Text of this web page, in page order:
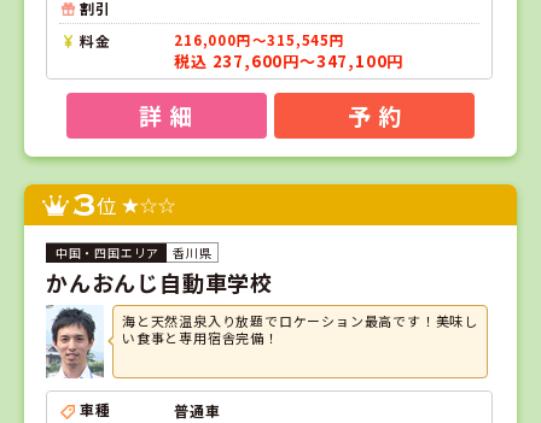
割引
料金
216,000円～315,545円
税込 237,600円～347,100円
詳 細 予 約
3位
香川県
かんおんじ自動車学校
海と天然温泉入り放題でロケーション最高です！美味し
い食事と専用宿舎完備！
車種
普通車